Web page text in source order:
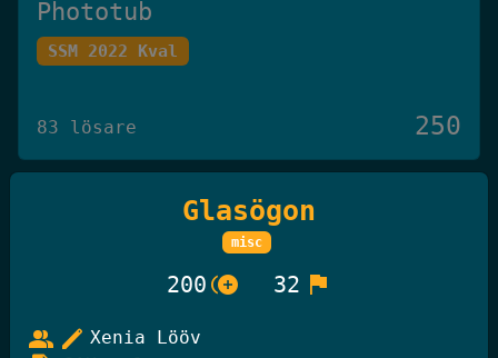
Phototub
SSM 2022 Kval
83 lösare 250
Det Omöjliga Spelet
27 lösare
Glasögon
misc
200 control_point_duplicate 32 flag
group edit Xenia Lööv